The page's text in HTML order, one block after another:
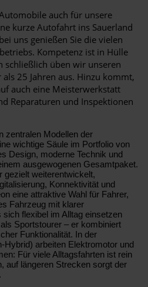
auch für unsere
kurze Autofahrt ins Sauerland
uns genießen Sie die vielen
Kompetenz ist in Hülle
schließlich üben wir unseren
25 Jahren aus. Hinzu kommt,
auch eine Meisterwerkstatt
Reparaturen und Inspektionen
zentralen Modellen der
wichtige Säule im Portfolio von
Design, moderne Technik und
ausgewogenen Gesamtpaket.
gezielt weiterentwickelt,
Konnektivität und
eine attraktive Wahl für Fahrer,
Fahrzeug mit klarer
flexibel im Alltag einsetzen
Sportstourer – er kombiniert
Funktionalität. In der
Hybrid) arbeiten Elektromotor und
Für viele Alltagsfahrten ist rein
auf längeren Strecken sorgt der